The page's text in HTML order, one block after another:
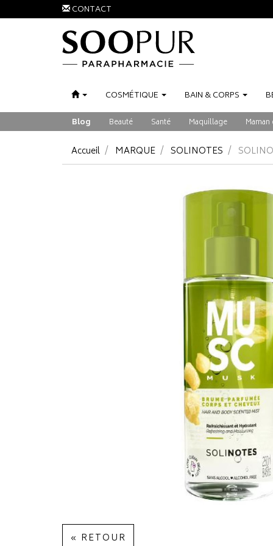
CONTACT
COSMÉTIQUE BAIN &CORPS
Blog Beauté Santé Maquillage
Accueil MARQUE SOLINOTES
« RETOUR